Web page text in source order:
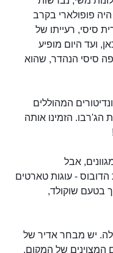
היה פופולארי בקרב
במאה ה-19. הקיסרית סיסי, רעייתו של
ועד היום מופיע
סיסי הנהדר, שהוא
המהוללים
הג'רבו. הזמינו אותה
אבל
- עוגות טארטים
בטעם שוקולד,
יש מבחר אדיר של
המצוינים של המקום.